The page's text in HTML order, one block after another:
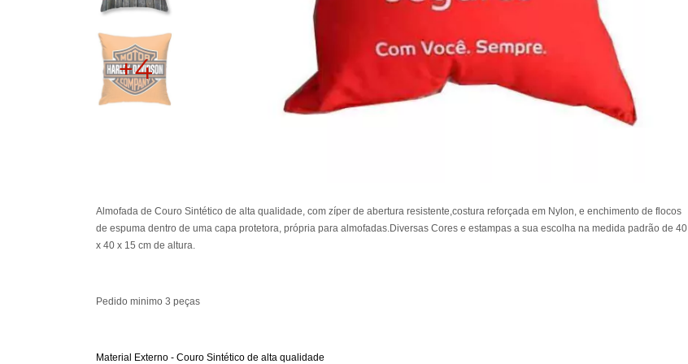
+4
Almofada de Couro Sintético de alta qualidade, com zíper de abertura resistente,costura reforçada em Nylon, e enchimento de flocos
de espuma dentro de uma capa protetora, própria para almofadas.Diversas Cores e estampas a sua escolha na medida padrão de 40
x 40 x 15 cm de altura.
Pedido minimo 3 peças
Material Externo - Couro Sintético de alta qualidade